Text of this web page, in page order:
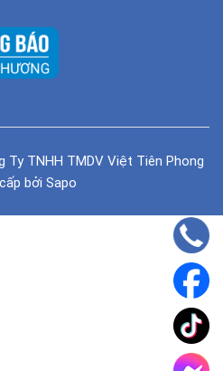
Ty TNHH TMDV Việt Tiên Phong
bởi Sapo